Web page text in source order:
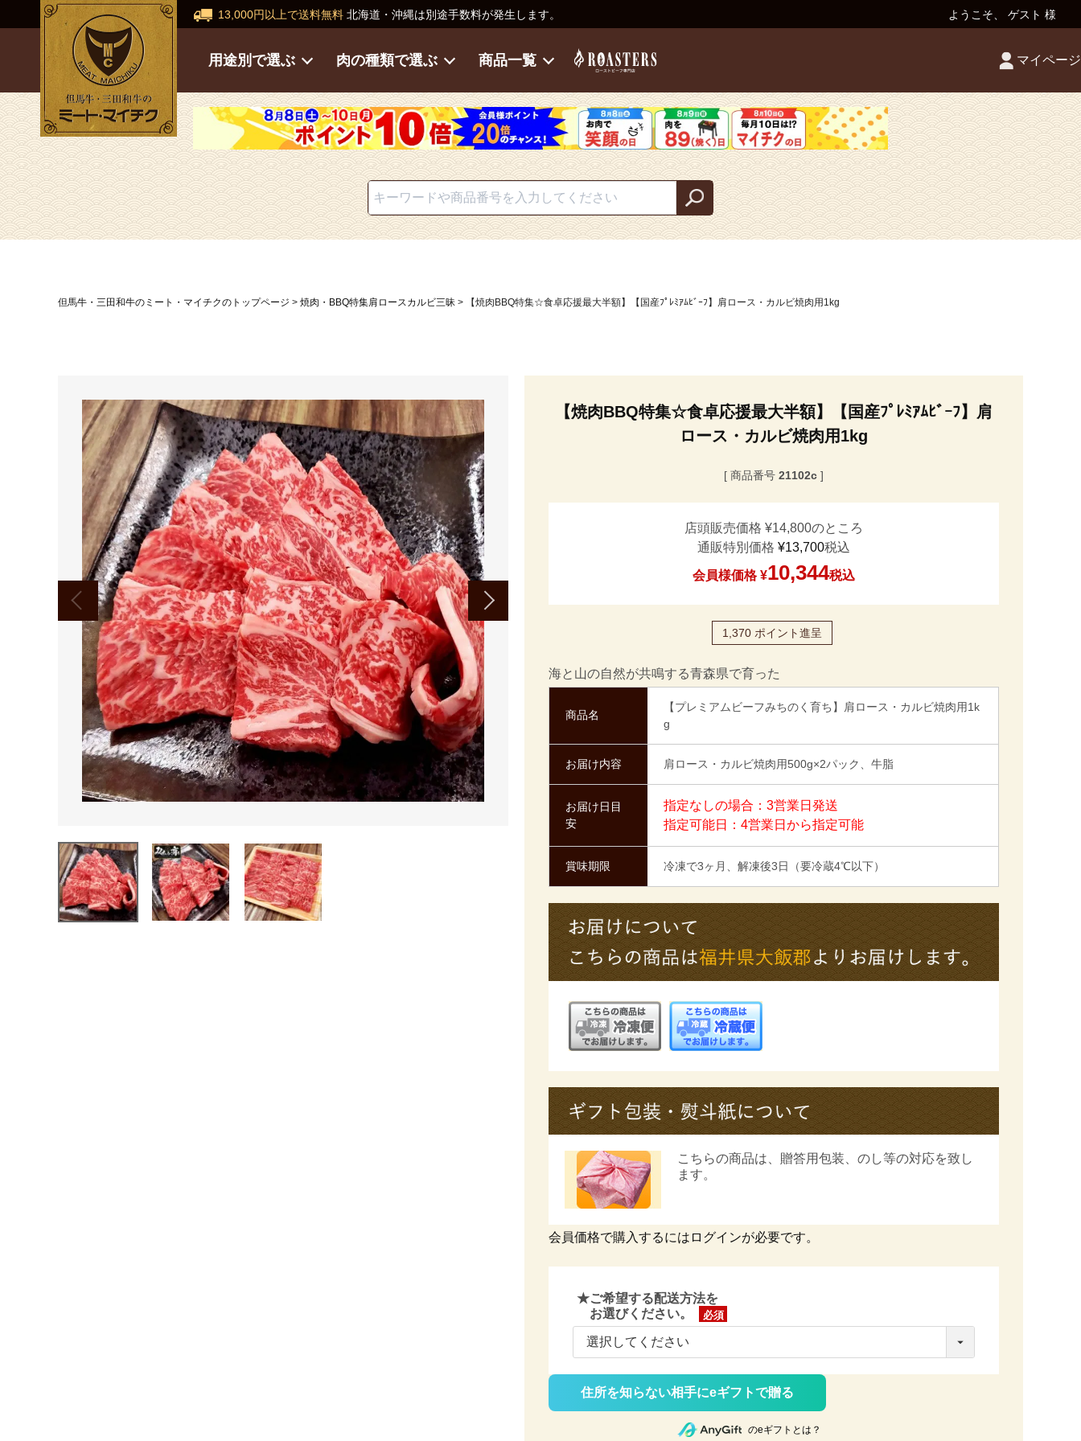
13,000円以上で送料無料 北海道・沖縄は別途手数料が発生します。 ようこそ、 ゲスト 様
用途別で選ぶ 肉の種類で選ぶ 商品一覧 マイページ
但馬牛・三田和牛のミート・マイチクのトップページ 焼肉・BBQ特集肩ロースカルビ三昧 【焼肉BBQ特集☆食卓応援最大半額】【国産ﾌﾟﾚﾐｱﾑﾋﾞｰﾌ】肩ロース・カルビ焼肉用1kg
【焼肉BBQ特集☆食卓応援最大半額】【国産ﾌﾟﾚﾐｱﾑﾋﾞｰﾌ】肩
ロース・カルビ焼肉用1kg
商品番号 21102c
店頭販売価格 ¥14,800のところ
通販特別価格 ¥13,700税込
会員様価格 ¥10,344税込
1,370 ポイント進呈
海と山の自然が共鳴する青森県で育った
商品名
【プレミアムビーフみちのく育ち】肩ロース・カルビ焼肉用1k
g
お届け内容 肩ロース・カルビ焼肉用500g×2パック、牛脂
お届け日目
安
指定なしの場合：3営業日発送
指定可能日：4営業日から指定可能
賞味期限 冷凍で3ヶ月、解凍後3日（要冷蔵4℃以下）
こちらの商品は、 贈答用包装、のし等の対応を致し
ます。
会員価格で購入するにはログインが必要です。
★ご希望する配送方法を
お選びください。
(必
住所を知らない相手にeギフトで贈る
のeギフトとは？